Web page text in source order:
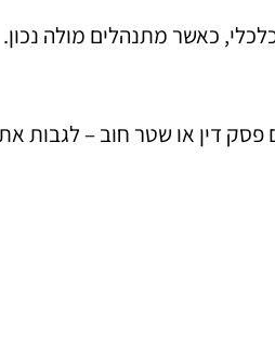
כאשר מתנהלים מולה נכון.
פסק דין או שטר חוב – לגבות